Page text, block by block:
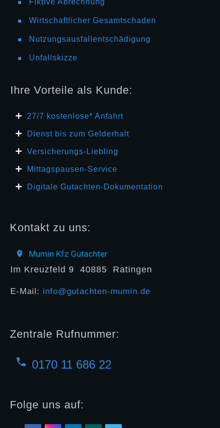
Wirtschaftlicher Gesamtschaden
Nutzungsausfallentschädigung
Unfallskizze
Ihre Vorteile als Kunde:
27/7 kosten lose* Anfahrt
Dienst bis zum Gelderhalt
Versicherungs-Liebling
Mittagspausen-Service
Digitale Gutachten-Dokumentation
Kontakt zu uns:
Mumin Kfz Gutachter
Im Kreuzfeld 9 40885 Ratingen
E-Mail: info@gutachten-mumin.de
Zentrale Rufnummer:
0170 11 686 22
Folge uns auf: